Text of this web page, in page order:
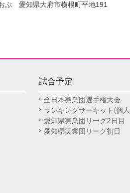
ぶ 愛知県大府市横根町平地191
試合予定
全日本実業団選手権大会
ランキングサーキット(個
愛知県実業団リーグ2日目
愛知県実業団リーグ初日